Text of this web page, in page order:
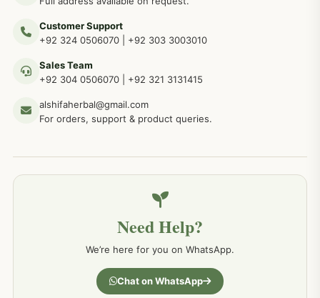
عضو خاص کےلئے طلاء، مالش دیسی علاج
جلد کے امراض کےلئے مختلف دیسی نسخہ جات
خون کے امراض کےلئے مختلف دیسی نسخہ جات
کمر درد کا جڑی بو ٹیوں سے علاج اور نسخہ جات
جسمانی کمزوری کا علاج اور نسخہ جات
Customer Support
+92 324 0506070
+92 303 3003010
Sales Team
+92 304 0506070
+92 321 3131415
alshifaherbal@gmail.com
For orders, support & product queries.
Need Help?
We’re here for you on WhatsApp.
Chat on WhatsApp